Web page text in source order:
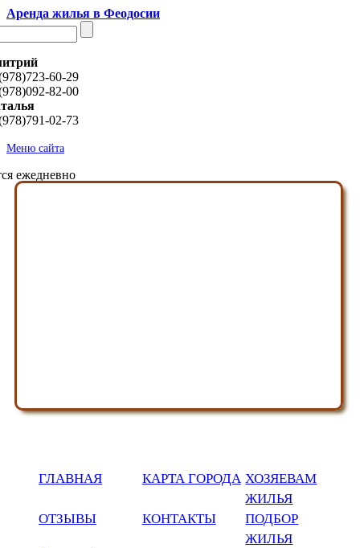
Аренда жилья в Феодосии
60-29
82-00
02-73
Меню сайта
ежедневно
ГЛАВНАЯ КАРТА ГОРОДА ХОЗЯЕВАМ
ЖИЛЬЯ
ОТЗЫВЫ
КОНТАКТЫ
ПОДБОР
ЖИЛЬЯ